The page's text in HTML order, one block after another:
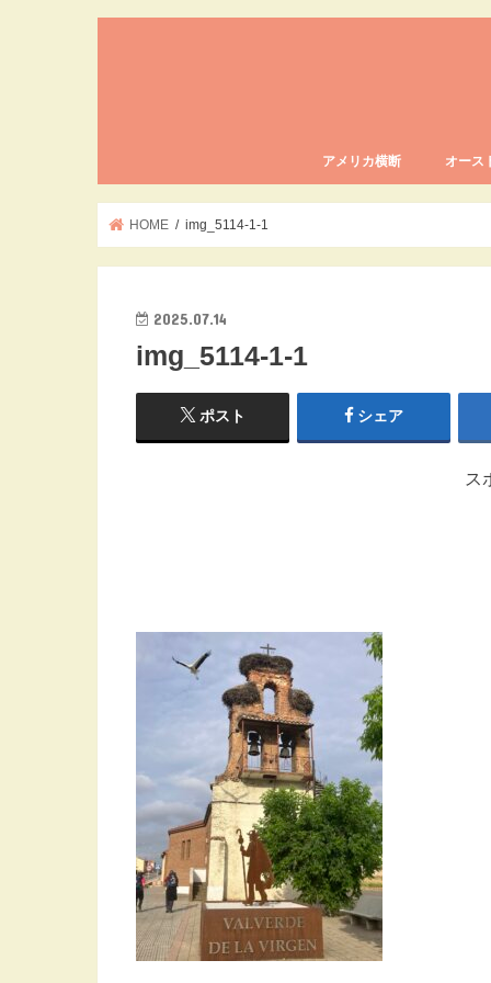
アメリカ横断 オース
豪ワー
豪ワー
豪ワー
HOME img_5114-1-1
2025.07.14
img_5114-1-1
ポスト シェア
ス